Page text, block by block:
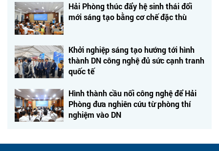
Hải Phòng thúc đẩy hệ sinh thái đổi
mới sáng tạo bằng cơ chế đặc thù
Khởi nghiệp sáng tạo hướng tới hình
thành DN công nghệ đủ sức cạnh tranh
quốc tế
Hình thành cầu nối công nghệ để Hải
Phòng đưa nghiên cứu từ phòng thí
nghiệm vào DN